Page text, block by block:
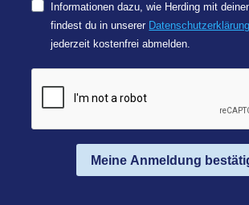
Informationen dazu, wie Herding mit
findest du in unserer Datenschutzerklärung
jederzeit kostenfrei abmelden.
Meine Anmeldung